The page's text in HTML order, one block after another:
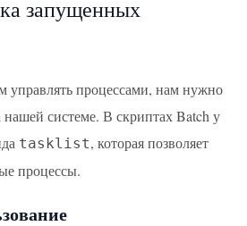
запущенных
процессами, нам нужно
нашей системе. В скриптах Batch у
tasklist, которая позволяет
процессы.